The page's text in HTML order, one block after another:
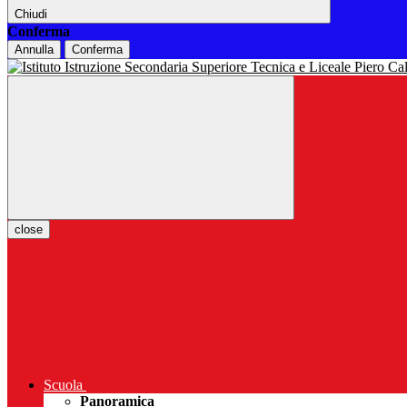
Chiudi
Conferma
Annulla Conferma
close
Scuola
Panoramica